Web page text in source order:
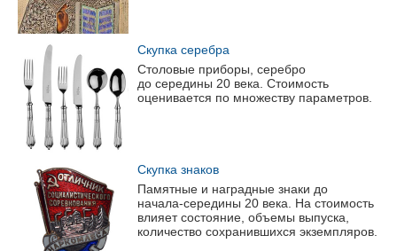
Скупка серебра
Столовые приборы, серебро
до середины 20 века. Стоимость
оценивается по множеству параметров.
Скупка знаков
Памятные и наградные знаки до
начала-середины 20 века. На стоимость
влияет состояние, объемы выпуска,
количество сохранившихся экземпляров.